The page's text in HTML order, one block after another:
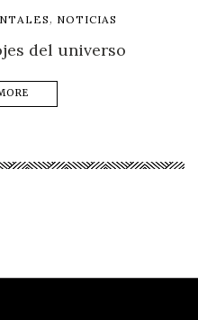
, NOTICIAS
del universo